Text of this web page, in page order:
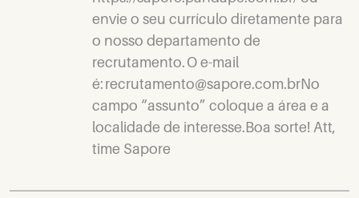
envie o seu currículo diretamente para
o nosso departamento de
recrutamento. O e-mail
é: recrutamento@sapore.com.brNo
campo “assunto” coloque a área e a
localidade de interesse.Boa sorte! Att,
time Sapore